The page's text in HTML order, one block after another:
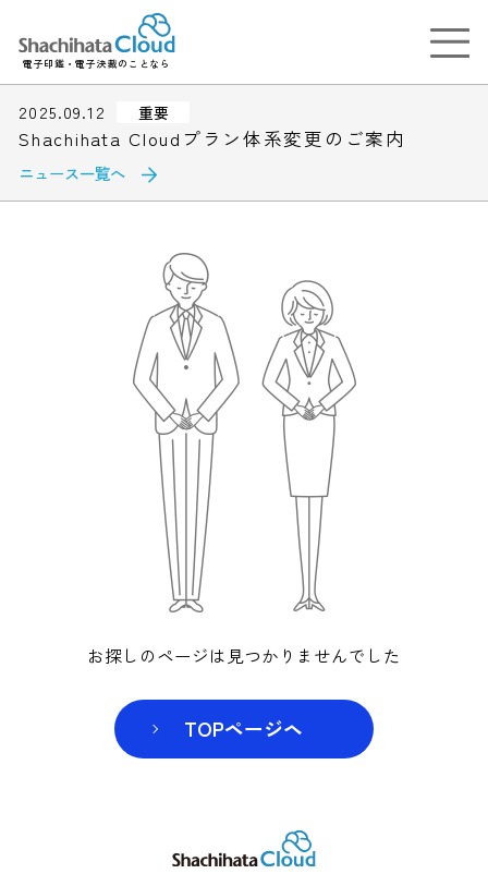
電子印鑑・電子決裁のことなら
2025.09.12 重要
Shachihata Cloudプラン体系変更のご案内
ニュース一覧へ
お探しのページは見つかりませんでした
TOPページヘ